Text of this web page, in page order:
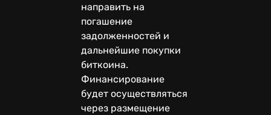
направить на
погашение
задолженностей и
дальнейшие покупки
биткоина.
Финансирование
будет осуществляться
через размещение